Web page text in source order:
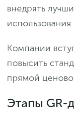
внедрять
использования
Компании
повысить
прямой
Этапы GR-